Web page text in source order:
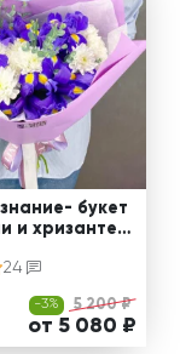
букет
и хризантем
24
-3% 5 200 ₽
от 5 080 ₽